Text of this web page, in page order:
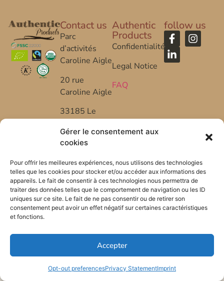
Gérer le consentement aux
cookies
Pour offrir les meilleures expériences, nous utilisons des technologies
telles que les cookies pour stocker et/ou accéder aux informations des
appareils. Le fait de consentir à ces technologies nous permettra de
traiter des données telles que le comportement de navigation ou les ID
uniques sur ce site. Le fait de ne pas consentir ou de retirer son
consentement peut avoir un effet négatif sur certaines caractéristiques
et fonctions.
Accepter
Opt-out preferencesPrivacy StatementImprint
Contact us
Parc
d’activités
Caroline Aigle
20 rue
Caroline Aigle
33185 Le
FRANCE
53 08 10
*FR-BIO-01
Authentic
Products
Confidentialité
Legal Notice
FAQ
follow us